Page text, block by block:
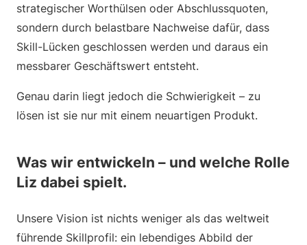
strategischer Worthülsen oder Abschlussquoten,
sondern durch belastbare Nachweise dafür, dass
Skill-Lücken geschlossen werden und daraus ein
messbarer Geschäftswert entsteht.
Genau darin liegt jedoch die Schwierigkeit – zu
lösen ist sie nur mit einem neuartigen Produkt.
Was wir entwickeln – und welche Rolle
Liz dabei spielt.
Unsere Vision ist nichts weniger als das weltweit
führende Skillprofil: ein lebendiges Abbild der